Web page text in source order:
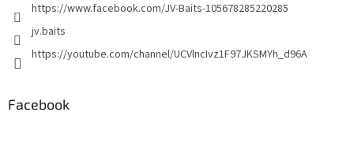
https://www.facebook.com/JV-Baits-105678285220285
jv.baits
https://youtube.com/channel/UCVlncIvz1F97JKSMYh_d96A
Facebook